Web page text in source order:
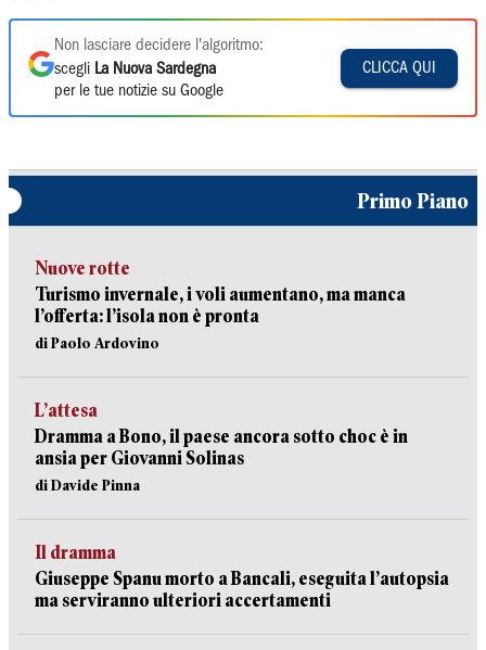
Non lasciare decidere l'algoritmo:
scegli La Nuova Sardegna
per le tue notizie su Google
CLICCA QUI
Primo Piano
Nuove rotte
Turismo invernale, i voli aumentano, ma manca
l’offerta: l’isola non è pronta
di Paolo Ardovino
L’attesa
Dramma a Bono, il paese ancora sotto choc è in
ansia per Giovanni Solinas
di Davide Pinna
Il dramma
Giuseppe Spanu morto a Bancali, eseguita l’autopsia
ma serviranno ulteriori accertamenti